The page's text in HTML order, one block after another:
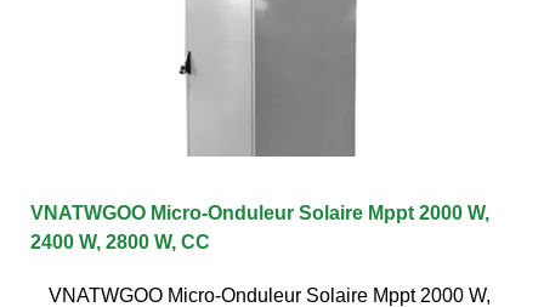
VNATWGOO Micro-Onduleur Solaire Mppt 2000 W,
2400 W, 2800 W, CC
VNATWGOO Micro-Onduleur Solaire Mppt 2000 W,